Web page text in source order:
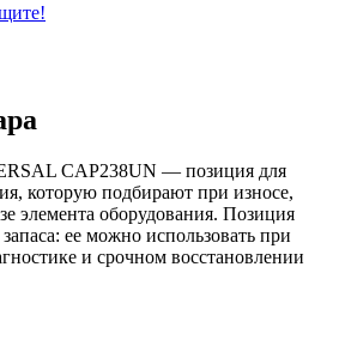
CAP238UN — позиция для
которую подбирают при износе,
элемента оборудования. Позиция
ее можно использовать при
и срочном восстановлении